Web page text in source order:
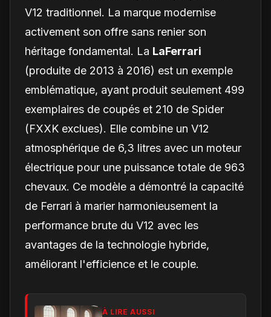
V12 traditionnel. La marque modernise
activement son offre sans renier son
héritage fondamental. La LaFerrari
(produite de 2013 à 2016) est un exemple
emblématique, ayant produit seulement 499
exemplaires de coupés et 210 de Spider
(FXXK exclues). Elle combine un V12
atmosphérique de 6,3 litres avec un moteur
électrique pour une puissance totale de 963
chevaux. Ce modèle a démontré la capacité
de Ferrari à marier harmonieusement la
performance brute du V12 avec les
avantages de la technologie hybride,
améliorant l'efficience et le couple.
À LIRE AUSSI